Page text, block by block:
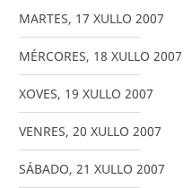
MARTES, 17 XULLO 2007
MÉRCORES, 18 XULLO 2007
XOVES, 19 XULLO 2007
VENRES, 20 XULLO 2007
SÁBADO, 21 XULLO 2007